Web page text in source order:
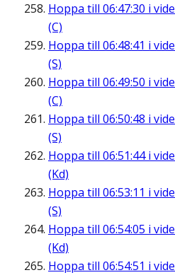
Hoppa till 06:47:30 i
(C)
Hoppa till 06:48:41 i
(S)
Hoppa till 06:49:50 i
(C)
Hoppa till 06:50:48 i
(S)
Hoppa till 06:51:44i
(Kd)
Hoppa till 06:53:11 i
(S)
Hoppa till 06:54:05 i
(Kd)
Hoppa till 06:54:51 i